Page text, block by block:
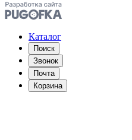
Каталог
Поиск
Звонок
Почта
Корзина